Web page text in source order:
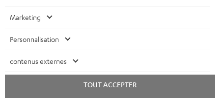
Matériel inclus
CINEBAR ONE+ (2020)
1 × Soundbar CINEBAR ONE – Blanc
1 × Caisson de basses T 6 (2020) – Noir
Marketing
Personnalisation
contenus externes
TOUT ACCEPTER